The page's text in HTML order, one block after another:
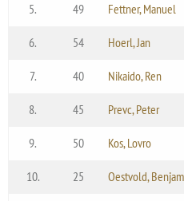
5. 49 Fettner, Manuel
6. 54 Hoerl, Jan
7. 40 Nikaido, Ren
8. 45 Prevc, Peter
9. 50 Kos, Lovro
10. 25 Oestvold,